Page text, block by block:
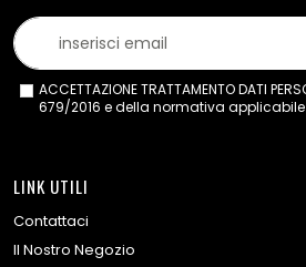
ACCETTAZIONE TRATTAMENTO DATI
679/2016 e della normativa
LINK UTILI
Contattaci
Il Nostro Negozio